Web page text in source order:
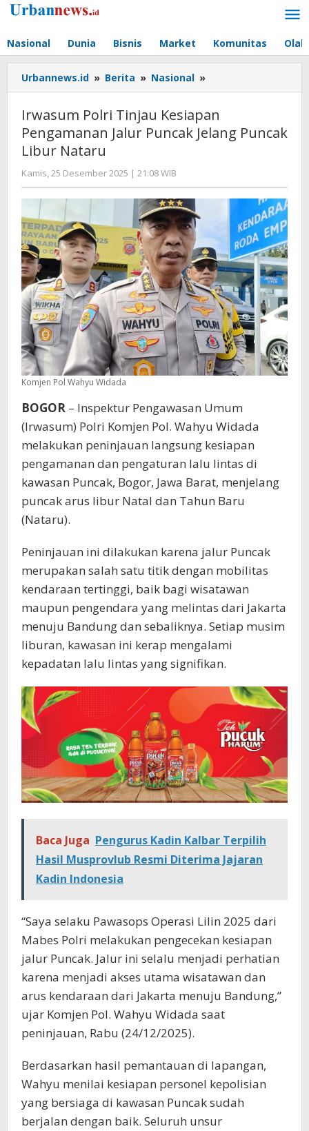
Lewati
Nasional Dunia Bisnis Market Komunitas
Urbannews.id » Berita » Nasional »
Polri
Kesiapan
Pengamanan
Puncak
Nataru
Irwasum Polri Tinjau Kesiapan
Pengamanan Jalur Puncak Jelang Puncak
Libur Nataru
Kamis, 25 Desember 2025 | 21:08 WIB
Editor
Komjen Pol Wahyu Widada
BOGOR – Inspektur Pengawasan Umum
(Irwasum) Polri Komjen Pol. Wahyu Widada
melakukan peninjauan langsung kesiapan
pengamanan dan pengaturan lalu lintas di
kawasan Puncak, Bogor, Jawa Barat, menjelang
puncak arus libur Natal dan Tahun Baru
(Nataru).
Peninjauan ini dilakukan karena jalur Puncak
merupakan salah satu titik dengan mobilitas
kendaraan tertinggi, baik bagi wisatawan
maupun pengendara yang melintas dari Jakarta
menuju Bandung dan sebaliknya. Setiap musim
liburan, kawasan ini kerap mengalami
kepadatan lalu lintas yang signifikan.
Baca Juga Pengurus Kadin Kalbar Terpilih
Hasil Musprovlub Resmi Diterima Jajaran
Kadin Indonesia
“Saya selaku Pawasops Operasi Lilin 2025 dari
Mabes Polri melakukan pengecekan kesiapan
jalur Puncak. Jalur ini selalu menjadi perhatian
karena menjadi akses utama wisatawan dan
arus kendaraan dari Jakarta menuju Bandung,”
ujar Komjen Pol. Wahyu Widada saat
peninjauan, Rabu (24/12/2025).
Berdasarkan hasil pemantauan di lapangan,
Wahyu menilai kesiapan personel kepolisian
yang bersiaga di kawasan Puncak sudah
berjalan dengan baik. Seluruh unsur